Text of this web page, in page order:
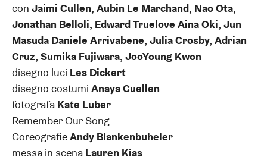
con Jaimi Cullen, Aubin Le Marchand, Nao Ota,
Jonathan Belloli, Edward Truelove Aina Oki, Jun
Masuda Daniele Arrivabene, Julia Crosby, Adrian
Cruz, Sumika Fujiwara, JooYoung Kwon
disegno luci Les Dickert
disegno costumi Anaya Cuellen
fotografa Kate Luber
Remember Our Song
CoreografieAndy Blankenbuheler
messa in scena Lauren Kias